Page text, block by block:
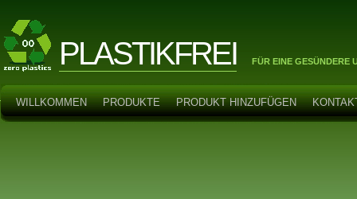
PLASTIKFREI FÜR EINE GESÜNDERE
WILLKOMMEN PRODUKTE PRODUKT HINZUFÜGEN